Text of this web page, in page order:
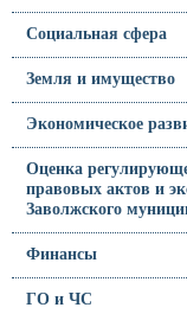
Социальная сфера
Земля и имущество
Экономическое
Оценка
правовых актов и
Заволжского
Финансы
ГО и ЧС